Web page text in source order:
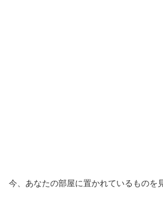
今、あなたの部屋に置かれているものを